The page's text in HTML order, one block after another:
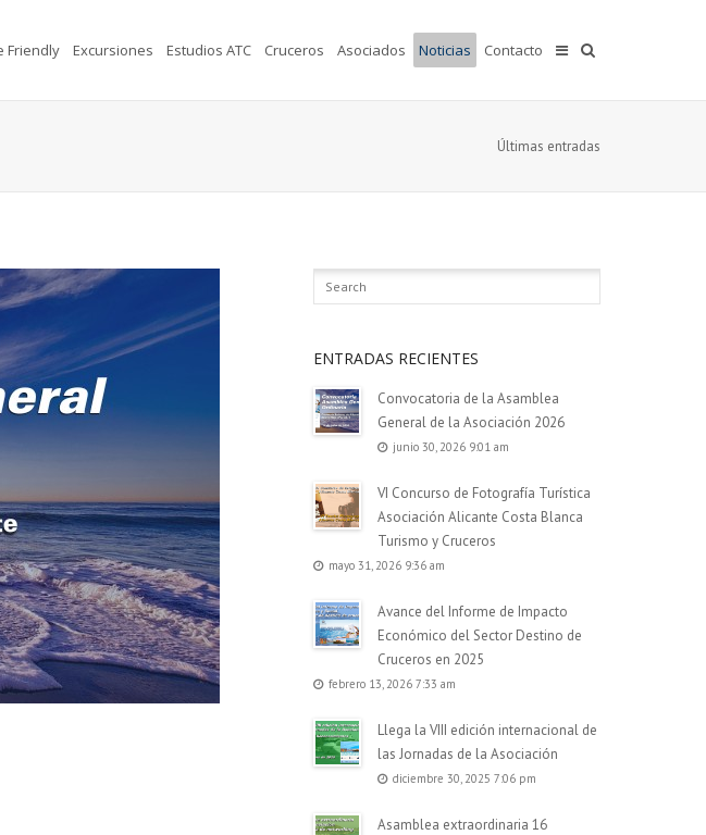
Friendly Excursiones Estudios ATC Cruceros Asociados Noticias Contacto
Últimas entradas
ENTRADAS RECIENTES
Convocatoria de la Asamblea
General de la Asociación 2026
junio 30, 2026 9:01 am
VI Concurso de Fotografía Turística
Asociación Alicante Costa Blanca
Turismo y Cruceros
mayo 31, 2026 9:36 am
Avance del Informe de Impacto
Económico del Sector Destino de
Cruceros en 2025
febrero 13, 2026 7:33 am
Llega la VIII edición internacional de
las Jornadas de la Asociación
diciembre 30, 2025 7:06 pm
Asamblea extraordinaria 16